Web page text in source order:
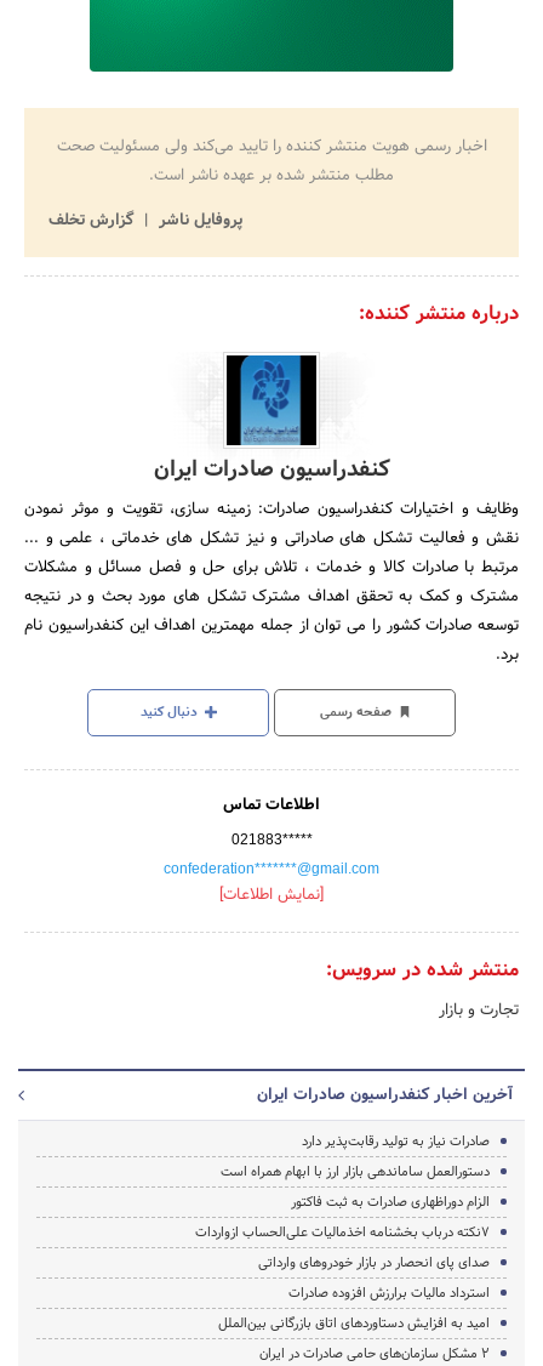
اخبار رسمی هویت منتشر کننده را تایید می‌کند ولی مسئولیت صحت
مطلب منتشر شده بر عهده ناشر است.
پروفایل ناشر
گزارش تخلف
درباره منتشر کننده:
کنفدراسیون صادرات ایران
وظایف و اختیارات کنفدراسیون صادرات: زمینه سازی، تقویت و موثر نمودن
نقش و فعالیت تشکل های صادراتی و نیز تشکل های خدماتی ، علمی و ...
مرتبط با صادرات کالا و خدمات ، تلاش برای حل و فصل مسائل و مشکلات
مشترک و کمک به تحقق اهداف مشترک تشکل های مورد بحث و در نتیجه
توسعه صادرات کشور را می توان از جمله مهمترین اهداف این کنفدراسیون نام
برد.
صفحه رسمی دنبال کنید
اطلاعات تماس
021883*****
confederation*******@gmail.com
[نمایش اطلاعات]
منتشر شده در سرویس:
تجارت و بازار
آخرین اخبار کنفدراسیون صادرات ایران
صادرات نیاز به تولید رقابت‌پذیر دارد
دستورالعمل ساماندهی بازار ارز با ابهام همراه است
الزام دوراظهاری صادرات به ثبت فاکتور
صدای پای انحصار در بازار خودروهای وارداتی
استرداد مالیات برارزش افزوده صادرات
امید به افزایش دستاوردهای اتاق بازرگانی بین‌الملل
2 مشکل سازمان‌های حامی صادرات در ایران